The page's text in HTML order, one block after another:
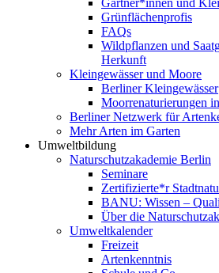
Gärtner*innen und
Grünflächenprofis
FAQs
Wildpflanzen und
Herkunft
Kleingewässer und Moore
Berliner Kleingewässer
Moorrenaturierungen
Berliner Netzwerk für
Mehr Arten im Garten
Umweltbildung
Naturschutzakademie Berlin
Seminare
Zertifizierte*r
BANU: Wissen –
Über die
Umweltkalender
Freizeit
Artenkenntnis